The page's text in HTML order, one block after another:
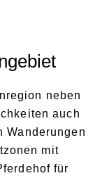
neben
auch
Wanderungen
mit
für